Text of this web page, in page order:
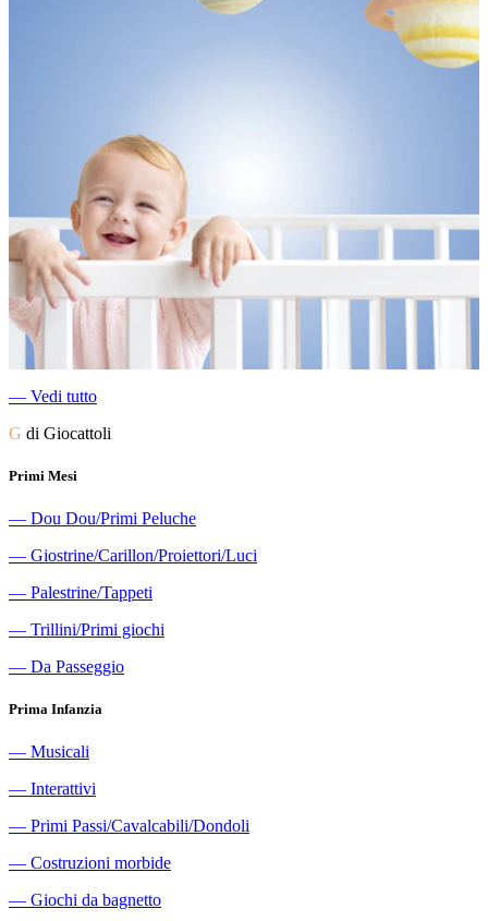
― Vedi tutto
G di Giocattoli
Primi Mesi
― Dou Dou/Primi Peluche
― Giostrine/Carillon/Proiettori/Luci
― Palestrine/Tappeti
― Trillini/Primi giochi
― Da Passeggio
Prima Infanzia
― Musicali
― Interattivi
― Primi Passi/Cavalcabili/Dondoli
― Costruzioni morbide
― Giochi da bagnetto